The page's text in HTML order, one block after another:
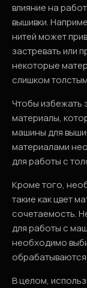
влияние на
вышивки.
нитей может
застревать или
некоторые
слишком
Чтобы избежать
материалы,
машины для
материалами
для работы с
Кроме того,
такие как цвет
сочетаемость.
для работы с
необходимо
обрабатываются.
В целом,